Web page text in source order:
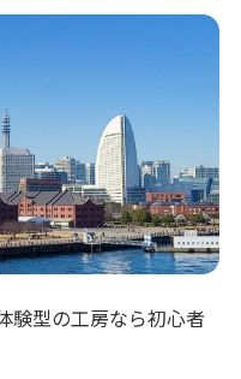
験型の工房なら初心者